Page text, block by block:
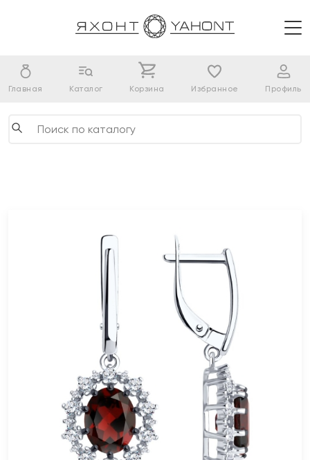
Главная Каталог Корзина Избранное Профиль